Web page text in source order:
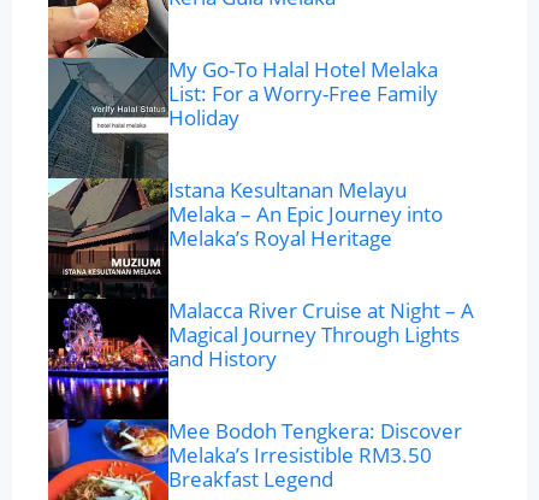
My Go-To Halal Hotel Melaka
List: For a Worry-Free Family
Holiday
Istana Kesultanan Melayu
Melaka – An Epic Journey into
Melaka’s Royal Heritage
Malacca River Cruise at Night – A
Magical Journey Through Lights
and History
Mee Bodoh Tengkera: Discover
Melaka’s Irresistible RM3.50
Breakfast Legend